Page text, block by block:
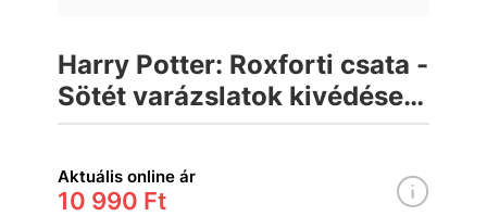
Harry Potter: Roxforti csata -
Sötét varázslatok kivédése
társasjáték
Aktuális online ár
10 990 Ft